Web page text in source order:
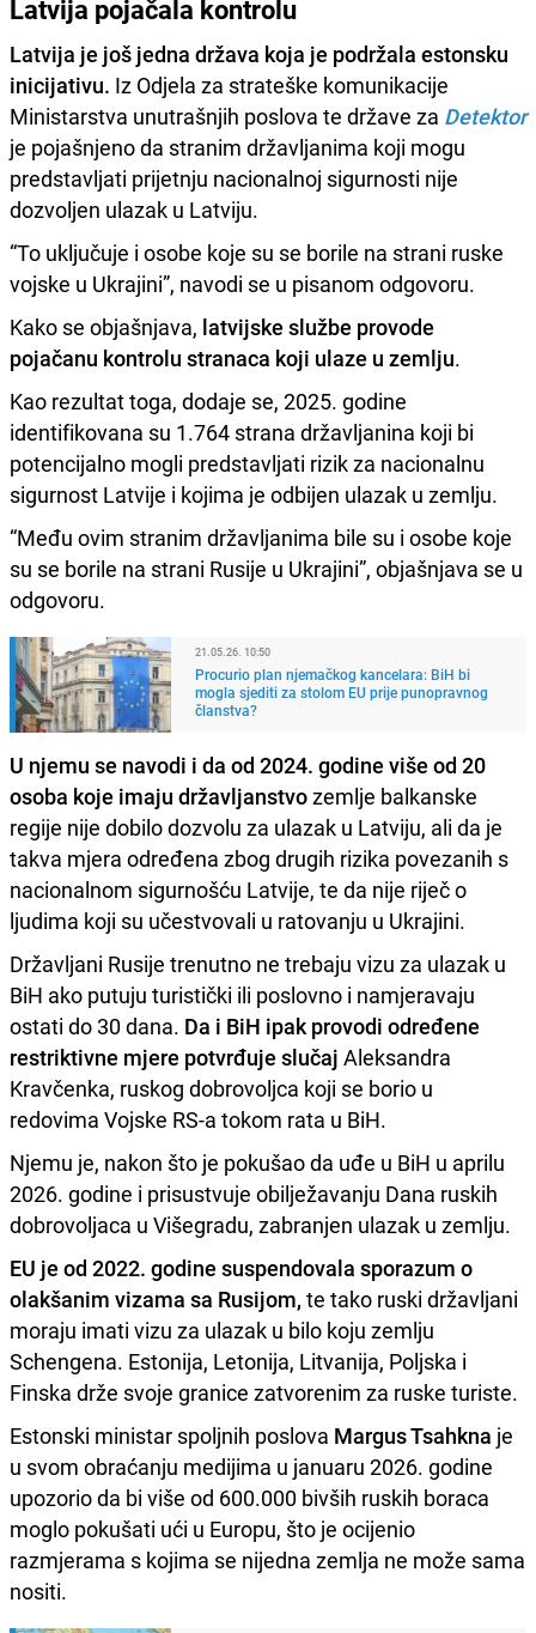
Latvija pojačala kontrolu
Latvija je još jedna država koja je podržala estonsku
inicijativu. Iz Odjela za strateške komunikacije
Ministarstva unutrašnjih poslova te države za Detektor
je pojašnjeno da stranim državljanima koji mogu
predstavljati prijetnju nacionalnoj sigurnosti nije
dozvoljen ulazak u Latviju.
“To uključuje i osobe koje su se borile na strani ruske
vojske u Ukrajini”, navodi se u pisanom odgovoru.
Kako se objašnjava, latvijske službe provode
pojačanu kontrolu stranaca koji ulaze u zemlju.
Kao rezultat toga, dodaje se, 2025. godine
identifikovana su 1.764 strana državljanina koji bi
potencijalno mogli predstavljati rizik za nacionalnu
sigurnost Latvije i kojima je odbijen ulazak u zemlju.
“Među ovim stranim državljanima bile su i osobe koje
su se borile na strani Rusije u Ukrajini”, objašnjava se u
odgovoru.
21.05.26. 10:50
Procurio plan njemačkog kancelara: BiH bi
mogla sjediti za stolom EU prije punopravnog
članstva?
U njemu se navodi i da od 2024. godine više od 20
osoba koje imaju državljanstvozemlje balkanske
regije nije dobilo dozvolu za ulazak u Latviju, ali da je
takva mjera određena zbog drugih rizika povezanih s
nacionalnom sigurnošću Latvije, te da nije riječ o
ljudima koji su učestvovali u ratovanju u Ukrajini.
Državljani Rusije trenutno ne trebaju vizu za ulazak u
BiH ako putuju turistički ili poslovno i namjeravaju
ostati do 30 dana. Da i BiH ipak provodi određene
restriktivne mjere potvrđuje slučaj Aleksandra
Kravčenka, ruskog dobrovoljca koji se borio u
redovima Vojske RS-a tokom rata u BiH.
Njemu je, nakon što je pokušao da uđe u BiH u aprilu
2026. godine i prisustvuje obilježavanju Dana ruskih
dobrovoljaca u Višegradu, zabranjen ulazak u zemlju.
EU je od 2022. godine suspendovala sporazum o
olakšanim vizama sa Rusijom, te tako ruski državljani
moraju imati vizu za ulazak u bilo koju zemlju
Schengena. Estonija, Letonija, Litvanija, Poljska i
Finska drže svoje granice zatvorenim za ruske turiste.
Estonski ministar spoljnih poslova Margus Tsahkna je
u svom obraćanju medijima u januaru 2026. godine
upozorio da bi više od 600.000 bivših ruskih boraca
moglo pokušati ući u Europu, što je ocijenio
razmjerama s kojima se nijedna zemlja ne može sama
nositi.